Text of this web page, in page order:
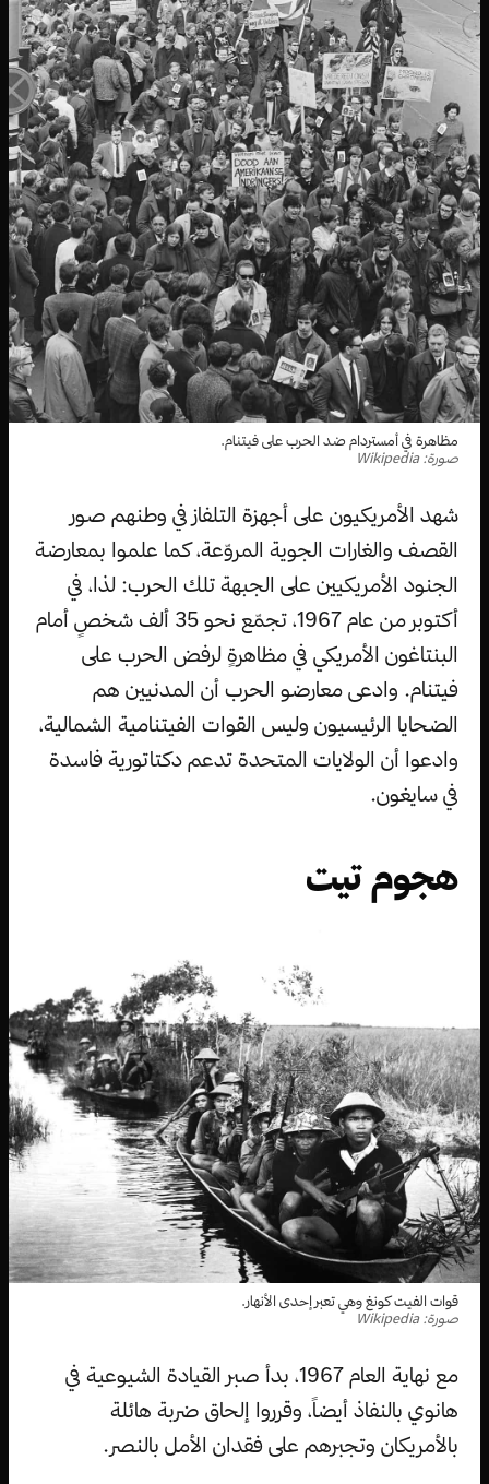
مظاهرة في أمستردام ضد الحرب على فيتنام.
صورة: Wikipedia
شهد الأمريكيون على أجهزة التلفاز في وطنهم صور
القصف والغارات الجوية المروّعة، كما علموا بمعارضة
الجنود الأمريكيين على الجبهة تلك الحرب: لذا، في
أكتوبر من عام 1967، تجمّع نحو 35 ألف شخصٍ أمام
البنتاغون الأمريكي في مظاهرةٍ لرفض الحرب على
فيتنام. وادعى معارضو الحرب أن المدنيين هم
الضحايا الرئيسيون وليس القوات الفيتنامية الشمالية،
وادعوا أن الولايات المتحدة تدعم دكتاتورية فاسدة
في سايغون.
هجوم تيت
قوات الفيت كونغ وهي تعبر إحدى الأنهار.
صورة: Wikipedia
مع نهاية العام 1967، بدأ صبر القيادة الشيوعية في
هانوي بالنفاذ أيضاً، وقرروا إلحاق ضربة هائلة
بالأمريكان وتجبرهم على فقدان الأمل بالنصر.